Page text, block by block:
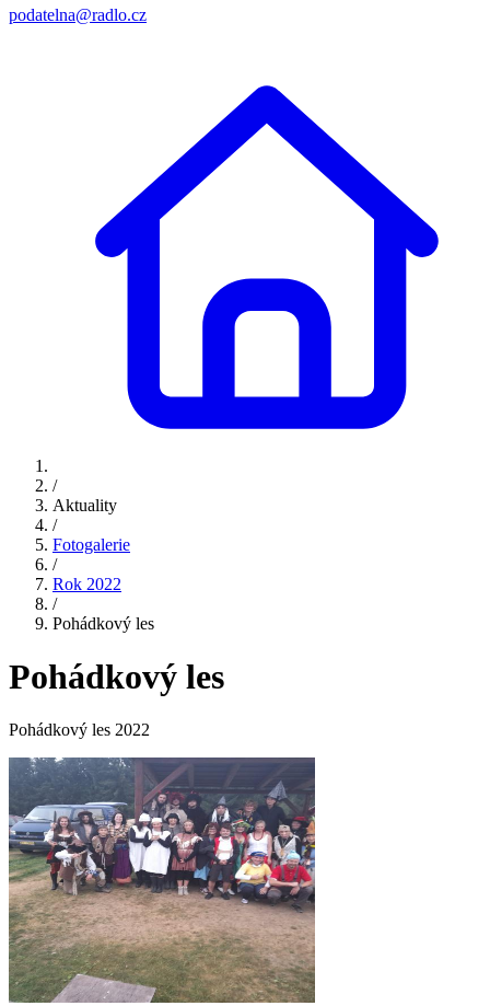
podatelna@radlo.cz
/
Aktuality
/
Fotogalerie
/
Rok 2022
/
Pohádkový les
Pohádkový les
Pohádkový les 2022